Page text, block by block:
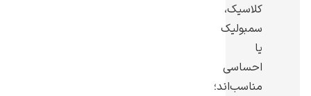
کلاسیک،
سمبولیک
یا
احساسی
مناسب‌اند؛